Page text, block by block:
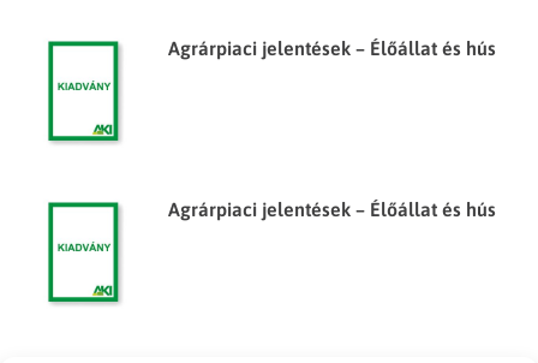
Agrárpiaci jelentések – Élőállat és hús
Agrárpiaci jelentések – Élőállat és hús